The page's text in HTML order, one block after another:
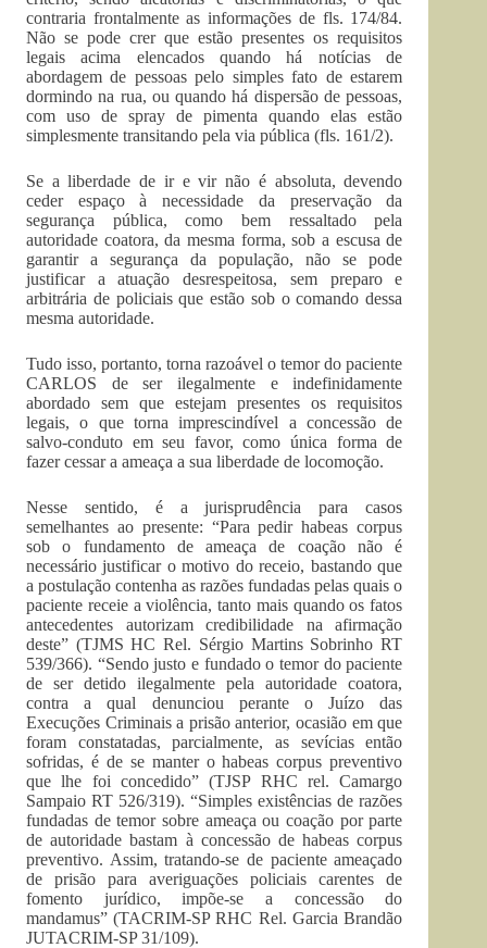
contraria frontalmente as informações de fls. 174/84.
Não se pode crer que estão presentes os requisitos
legais acima elencados quando há notícias de
abordagem de pessoas pelo simples fato de estarem
dormindo na rua, ou quando há dispersão de pessoas,
com uso de spray de pimenta quando elas estão
simplesmente transitando pela via pública (fls. 161/2).
Se a liberdade de ir e vir não é absoluta, devendo
ceder espaço à necessidade da preservação da
segurança pública, como bem ressaltado pela
autoridade coatora, da mesma forma, sob a escusa de
garantir a segurança da população, não se pode
justificar a atuação desrespeitosa, sem preparo e
arbitrária de policiais que estão sob o comando dessa
mesma autoridade.
Tudo isso, portanto, torna razoável o temor do paciente
CARLOS de ser ilegalmente e indefinidamente
abordado sem que estejam presentes os requisitos
legais, o que torna imprescindível a concessão de
salvo-conduto em seu favor, como única forma de
fazer cessar a ameaça a sua liberdade de locomoção.
Nesse sentido, é a jurisprudência para casos
semelhantes ao presente: “Para pedir habeas corpus
sob o fundamento de ameaça de coação não é
necessário justificar o motivo do receio, bastando que
a postulação contenha as razões fundadas pelas quais o
paciente receie a violência, tanto mais quando os fatos
antecedentes autorizam credibilidade na afirmação
deste” (TJMS HC Rel. Sérgio Martins Sobrinho RT
539/366). “Sendo justo e fundado o temor do paciente
de ser detido ilegalmente pela autoridade coatora,
contra a qual denunciou perante o Juízo das
Execuções Criminais a prisão anterior, ocasião em que
foram constatadas, parcialmente, as sevícias então
sofridas, é de se manter o habeas corpus preventivo
que lhe foi concedido” (TJSP RHC rel. Camargo
Sampaio RT 526/319). “Simples existências de razões
fundadas de temor sobre ameaça ou coação por parte
de autoridade bastam à concessão de habeas corpus
preventivo. Assim, tratando-se de paciente ameaçado
de prisão para averiguações policiais carentes de
fomento jurídico, impõe-se a concessão do
mandamus” (TACRIM-SP RHC Rel. Garcia Brandão
JUTACRIM-SP 31/109).